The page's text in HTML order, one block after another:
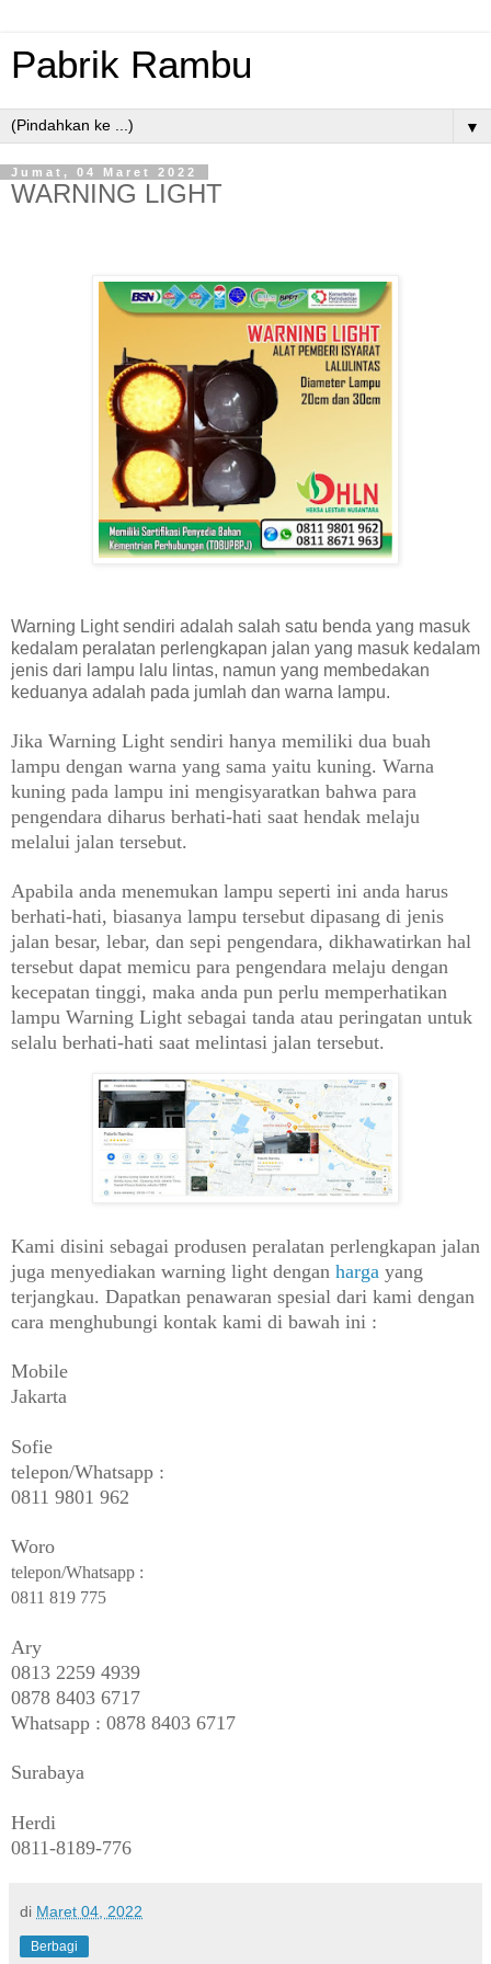
Pabrik Rambu
▼
Jumat, 04 Maret 2022
WARNING LIGHT
Warning Light sendiri adalah salah satu benda yang masuk
kedalam peralatan perlengkapan jalan yang masuk kedalam
jenis dari lampu lalu lintas, namun yang membedakan
keduanya adalah pada jumlah dan warna lampu.
Jika Warning Light sendiri hanya memiliki dua buah
lampu dengan warna yang sama yaitu kuning. Warna
kuning pada lampu ini mengisyaratkan bahwa para
pengendara diharus berhati-hati saat hendak melaju
melalui jalan tersebut.
Apabila anda menemukan lampu seperti ini anda harus
berhati-hati, biasanya lampu tersebut dipasang di jenis
jalan besar, lebar, dan sepi pengendara, dikhawatirkan hal
tersebut dapat memicu para pengendara melaju dengan
kecepatan tinggi, maka anda pun perlu memperhatikan
lampu Warning Light sebagai tanda atau peringatan untuk
selalu berhati-hati saat melintasi jalan tersebut.
Kami disini sebagai produsen peralatan perlengkapan jalan
juga menyediakan warning light dengan harga yang
terjangkau. Dapatkan penawaran spesial dari kami dengan
cara menghubungi kontak kami di bawah ini :
Mobile
Jakarta
Sofie
telepon/Whatsapp :
0811 9801 962
Woro
telepon/Whatsapp :
0811 819 775
Ary
0813 2259 4939
0878 8403 6717
Whatsapp : 0878 8403 6717
Surabaya
Herdi
0811-8189-776
di Maret 04, 2022
Berbagi